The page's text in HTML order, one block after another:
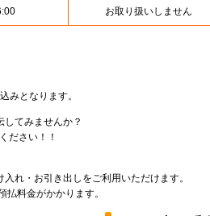
お取り扱いしません
みとなります。
てみませんか？
ださい！！
れ・お引き出しをご利用いただけます。
料金がかかります。